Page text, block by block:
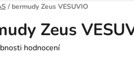
/ bermudy Zeus VESUVIO
Zeus
hodnocení